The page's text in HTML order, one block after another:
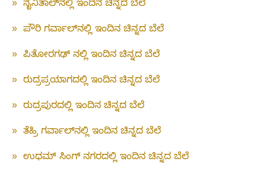
» ನೈನಿತಾಲ್‌ನಲ್ಲಿ ಇಂದಿನ ಚಿನ್ನದ ಬೆಲೆ
» ಪೌರಿ ಗರ್ವಾಲ್‌ನಲ್ಲಿ ಇಂದಿನ ಚಿನ್ನದ ಬೆಲೆ
» ಪಿತೋರಗಢ್ ನಲ್ಲಿ ಇಂದಿನ ಚಿನ್ನದ ಬೆಲೆ
» ರುದ್ರಪ್ರಯಾಗದಲ್ಲಿ ಇಂದಿನ ಚಿನ್ನದ ಬೆಲೆ
» ರುದ್ರಪುರದಲ್ಲಿ ಇಂದಿನ ಚಿನ್ನದ ಬೆಲೆ
» ತೆಹ್ರಿ ಗರ್ವಾಲ್‌ನಲ್ಲಿ ಇಂದಿನ ಚಿನ್ನದ ಬೆಲೆ
» ಉಧಮ್ ಸಿಂಗ್ ನಗರದಲ್ಲಿ ಇಂದಿನ ಚಿನ್ನದ ಬೆಲೆ